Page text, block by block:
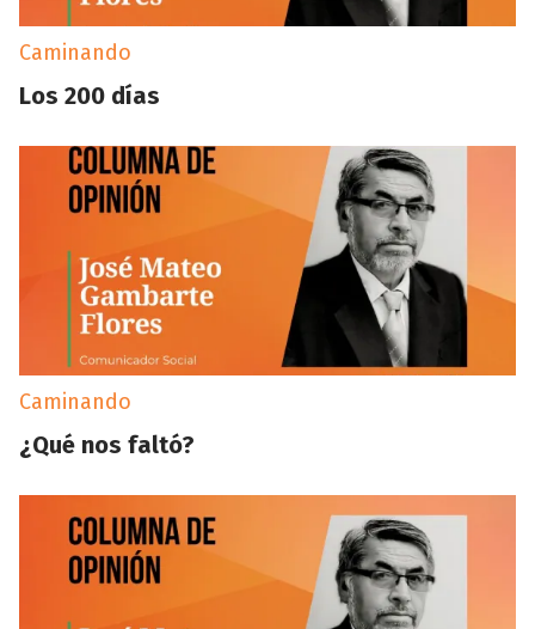
Caminando
Los 200 días
Caminando
¿Qué nos faltó?